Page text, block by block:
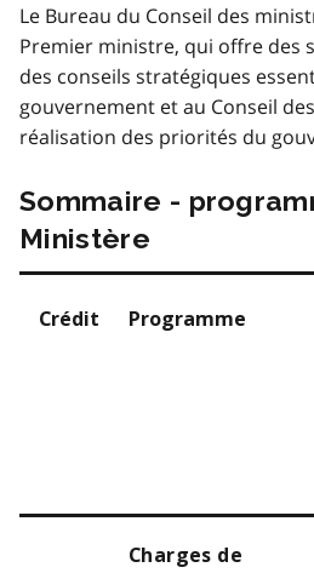
Le Bureau du Conseil des
Premier ministre, qui offre des
des conseils stratégiques
gouvernement et au Conseil
réalisation des priorités du
Sommaire -
Ministère
Crédit Programme
Charges de